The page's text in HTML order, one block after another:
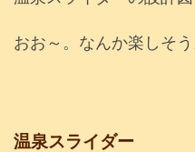
おお～。なんか楽しそ
温泉スライダー